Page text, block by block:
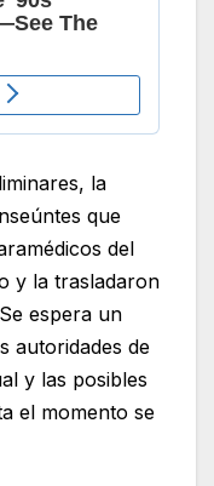
la
que
del
y la trasladaron
espera un
autoridades de
y las posibles
el momento se